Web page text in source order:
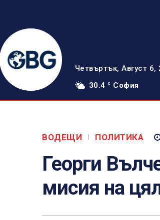
Четвъртък, Август 6,
30.4 C София
ВОДЕЩИ ПОЛИТИКА
Георги
мисия на